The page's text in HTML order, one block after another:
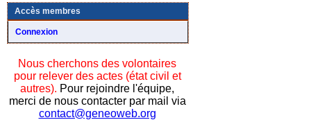
Accès membres
Connexion
Nous cherchons des volontaires
pour relever des actes (état civil et
autres). Pour rejoindre l'équipe,
merci de nous contacter par mail via
contact@geneoweb.org